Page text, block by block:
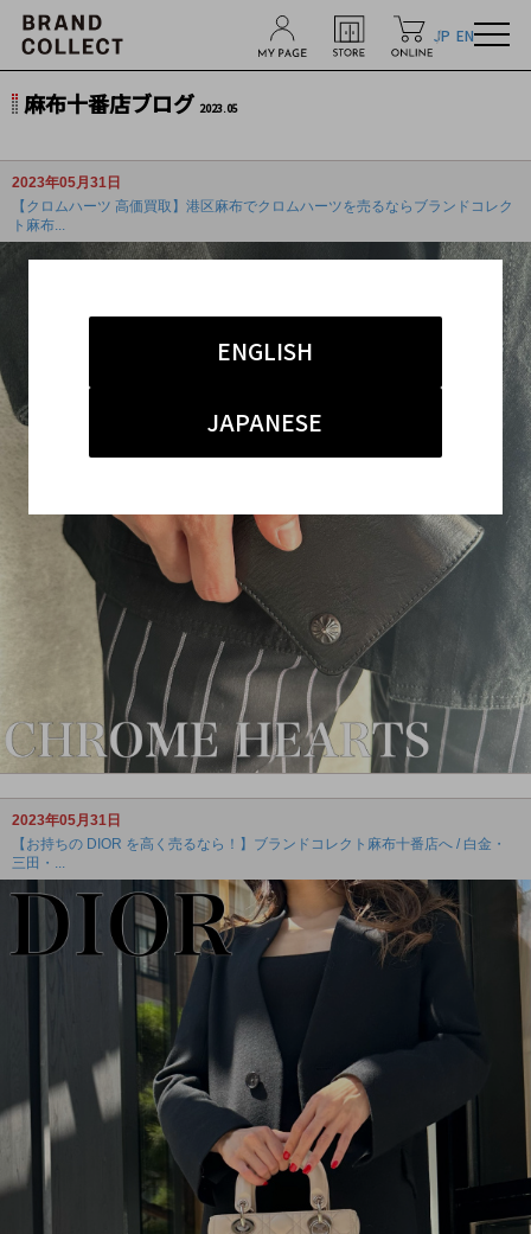
JP EN
ENGLISH
JAPANESE
麻布十番店ブログ 2023.05
2023年05月31日
【クロムハーツ 高価買取】港区麻布でクロムハーツを売るならブランドコレク
ト麻布...
2023年05月31日
【お持ちの DIOR を高く売るなら！】ブランドコレクト麻布十番店へ / 白金・
三田・...